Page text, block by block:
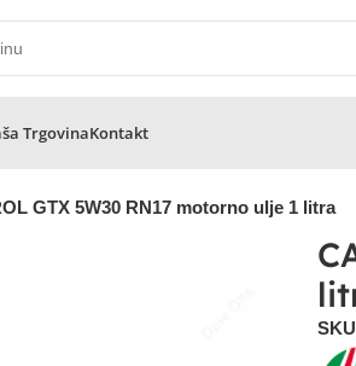
TrgovinaKontakt
GTX 5W30 RN17 motorno ulje 1 litra